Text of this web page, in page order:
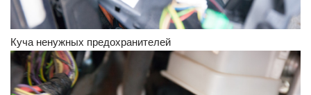
Куча ненужных предохранителей